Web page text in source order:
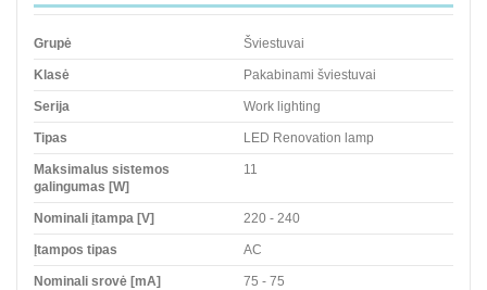
Grupė Šviestuvai
Klasė Pakabinami šviestuvai
Serija Work lighting
Tipas LED Renovation lamp
Maksimalus sistemos
galingumas [W]
11
Nominali įtampa [V] 220 - 240
Įtampos tipas AC
Nominali srovė [mA] 75 - 75